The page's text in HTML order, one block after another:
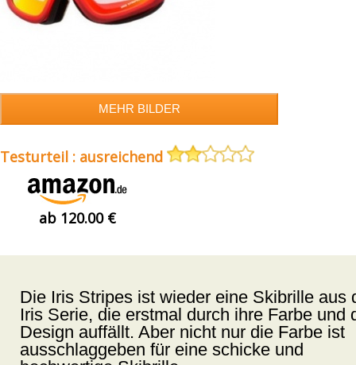
Testurteil : ausreichend
ab 120.00 €
Die Iris Stripes ist wieder eine Skibrille aus
Iris Serie, die erstmal durch ihre Farbe und
Design auffällt. Aber nicht nur die Farbe ist
ausschlaggeben für eine schicke und